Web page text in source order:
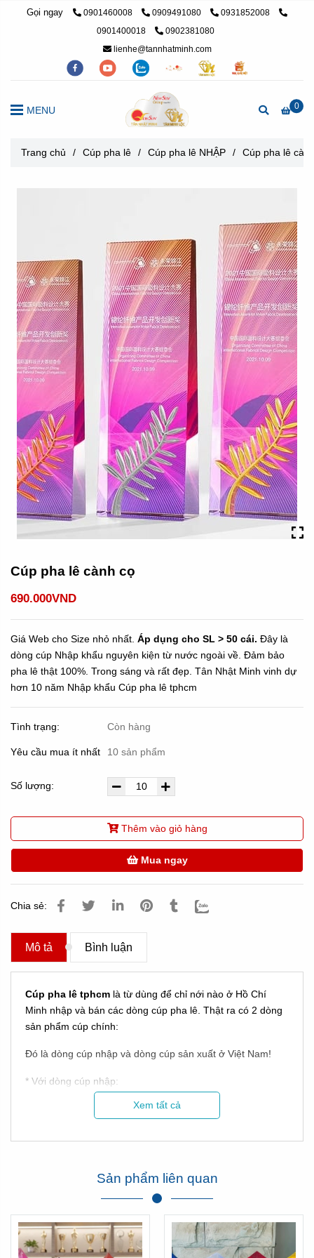
Gọi ngay 0901460008 0909491080
0931852008
0901400018
0902381080
lienhe@tannhatminh.com
0
MENU
Trang chủ / Cúp pha lê / Cúp pha lê NHẬP / Cúp pha lê
Cúp pha lê cành cọ
690.000VND
Giá Web cho Size nhỏ nhất. Áp dụng cho SL > 50 cái. Đây là
dòng cúp Nhập khẩu nguyên kiện từ nước ngoài về. Đảm bảo
pha lê thật 100%. Trong sáng và rất đẹp. Tân Nhật Minh vinh dự
hơn 10 năm Nhập khẩu Cúp pha lê tphcm
Tình trạng: Còn hàng
Yêu cầu mua ít nhất 10 sản phẩm
Số lượng:
Thêm vào giỏ hàng
Mua ngay
Chia sẻ:
Mô tả Bình luận
Cúp pha lê tphcm là từ dùng để chỉ nới nào ở Hồ Chí
Minh nhập và bán các dòng cúp pha lê. Thật ra có 2 dòng
sản phẩm cúp chính:
Đó là dòng cúp nhập và dòng cúp sản xuất ở Việt Nam!
* Với dòng cúp nhập:
Hình ảnh Cúp Tân Nhật Minh làm cho hội thao Sacombank
Xem tất cả
Sản phẩm liên quan